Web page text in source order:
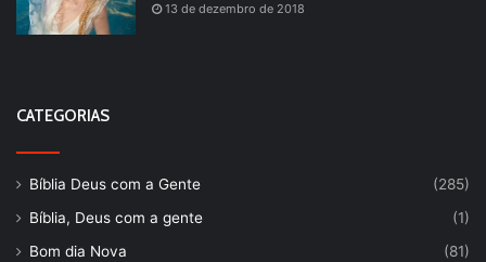
13 de dezembro de 2018
CATEGORIAS
Bíblia Deus com a Gente
(285)
Bíblia, Deus com a gente
(1)
Bom dia Nova
(81)